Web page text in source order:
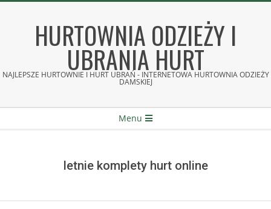
HURTOWNIA ODZIEŻY I
UBRANIA HURT
NAJLEPSZE HURTOWNIE I HURT UBRAŃ - INTERNETOWA HURTOWNIA ODZIEŻY
DAMSKIEJ
Menu
letnie komplety hurt online